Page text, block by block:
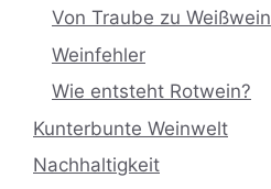
Von Traube zu Weißwein
Weinfehler
Wie entsteht Rotwein?
Kunterbunte Weinwelt
Nachhaltigkeit